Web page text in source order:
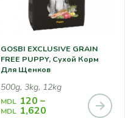
GOSBI EXCLUSIVE GRAIN
FREE PUPPY, Сухой Корм
Для Щенков
500g, 3kg, 12kg
MDL 120 –
MDL 1,620